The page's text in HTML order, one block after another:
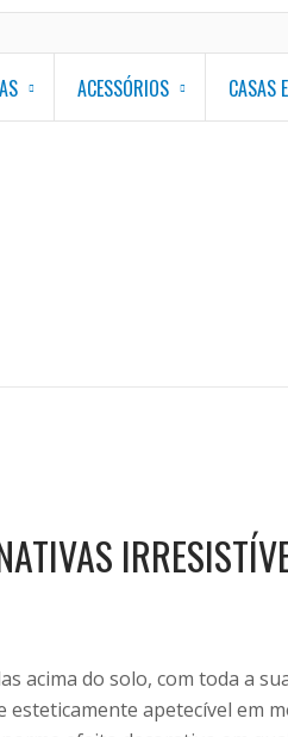
ACESSÓRIOS CASAS
acima do solo, com toda a
apetecível em